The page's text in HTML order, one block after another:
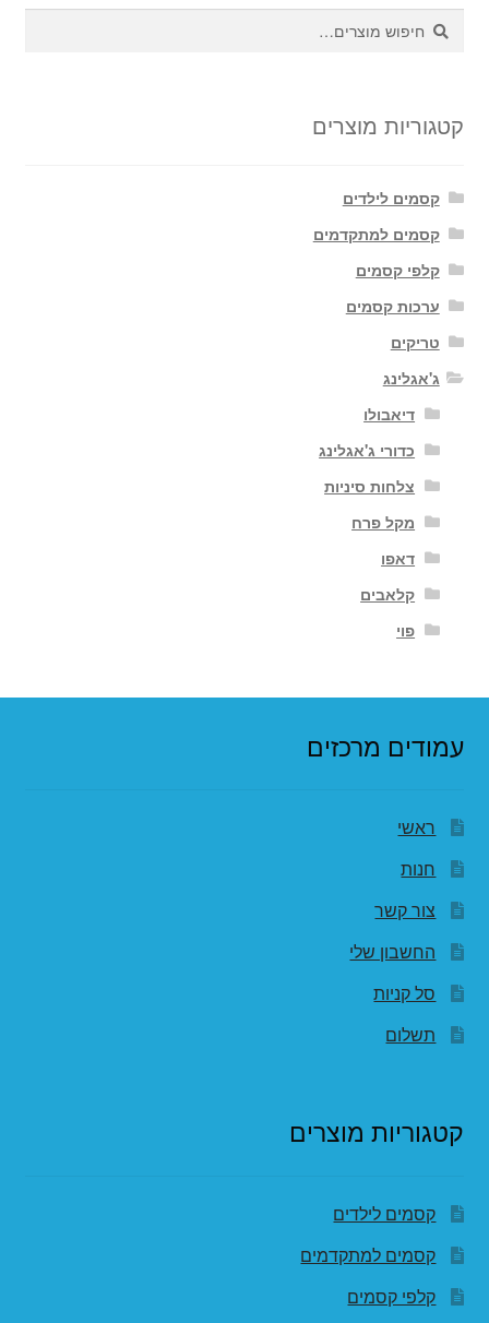
חיפוש
עבור:
חיפוש
קטגוריות מוצרים
קסמים לילדים
קסמים למתקדמים
קלפי קסמים
ערכות קסמים
טריקים
ג'אגלינג
דיאבולו
כדורי ג'אגלינג
צלחות סיניות
מקל פרח
דאפו
קלאבים
פוי
עמודים מרכזים
ראשי
חנות
צור קשר
החשבון שלי
סל קניות
תשלום
קטגוריות מוצרים
קסמים לילדים
קסמים למתקדמים
קלפי קסמים